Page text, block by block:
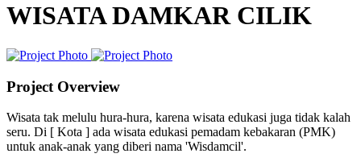
WISATA DAMKAR CILIK
Project Overview
Wisata tak melulu hura-hura, karena wisata edukasi juga tidak kalah
seru. Di [ Kota ] ada wisata edukasi pemadam kebakaran (PMK)
untuk anak-anak yang diberi nama 'Wisdamcil'.